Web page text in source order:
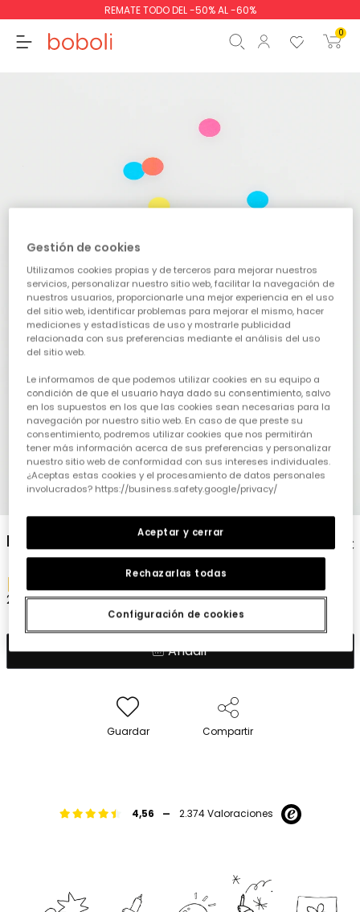
REMATE TODO DEL -50% AL -60%
0
E-Tarjeta Regalo 25 €
25 €
Añadir
Guardar Compartir
4,56 - 2.374 Valoraciones
Gestión de cookies
Utilizamos cookies propias y de terceros para mejorar nuestros
servicios, personalizar nuestro sitio web, facilitar la navegación de
nuestros usuarios, proporcionarle una mejor experiencia en el uso
del sitio web, identificar problemas para mejorar el mismo, hacer
mediciones y estadísticas de uso y mostrarle publicidad
relacionada con sus preferencias mediante el análisis del uso
del sitio web.
Le informamos de que podemos utilizar cookies en su equipo a
condición de que el usuario haya dado su consentimiento, salvo
en los supuestos en los que las cookies sean necesarias para la
navegación por nuestro sitio web. En caso de que preste su
consentimiento, podremos utilizar cookies que nos permitirán
tener más información acerca de sus preferencias y personalizar
nuestro sitio web de conformidad con sus intereses individuales.
¿Aceptas estas cookies y el procesamiento de datos personales
involucrados? https://business.safety.google/privacy/
Configuración de cookies
Rechazarlas todas
Aceptar y cerrar